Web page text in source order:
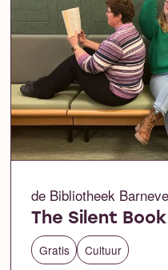
de Bibliotheek
The Silent
Gratis Cultuur